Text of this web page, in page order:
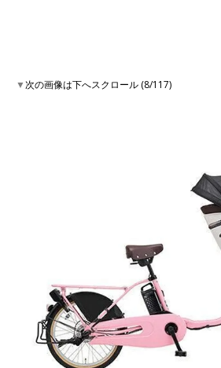
▼次の画像は下へスクロール (8/117)